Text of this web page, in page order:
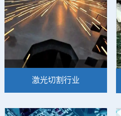
成本在生产工艺流程中被
激光切割机在工作时需要带
有压力的气源作为动力，目
激光切割行业